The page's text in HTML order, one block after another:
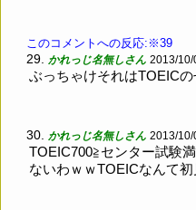
このコメントへの反応:※39
29. かれっじ名無しさん 2013/10/
ぶっちゃけそれはTOEIC
30. かれっじ名無しさん 2013/10/
TOEIC700≧センター試験
ないわｗｗTOEICなんて